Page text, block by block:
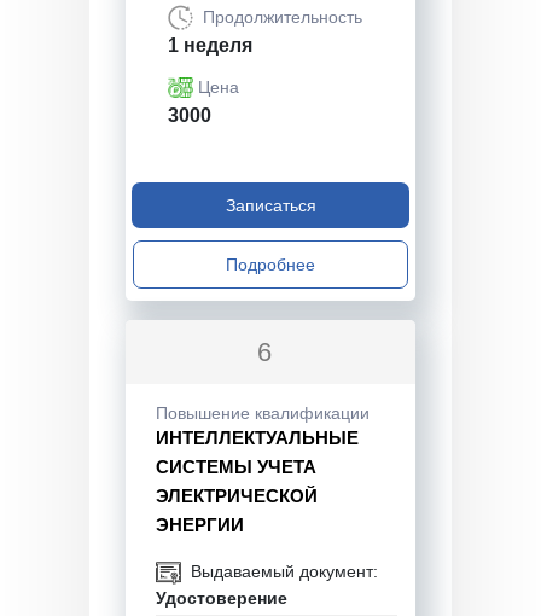
Продолжительность
1 неделя
Цена
3000
Записаться
Подробнее
6
Повышение квалификации
ИНТЕЛЛЕКТУАЛЬНЫЕ
СИСТЕМЫ УЧЕТА
ЭЛЕКТРИЧЕСКОЙ
ЭНЕРГИИ
Выдаваемый документ:
Удостоверение